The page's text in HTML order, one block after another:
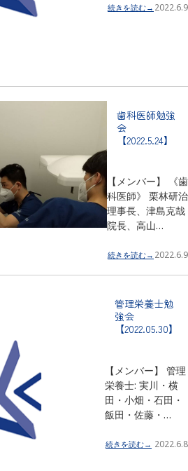
続きを読む→ 2022.6.9
歯科医師勉強
会
【2022.5.24】
【メンバー】 《歯
科医師》 栗林研治
理事長、津島克哉
院長、高山…
続きを読む→ 2022.6.9
管理栄養士勉
強会
【2022.05.30】
【メンバー】 管理
栄養士: 実川・横
田・小畑・石田・
飯田・佐藤・…
続きを読む→ 2022.6.8